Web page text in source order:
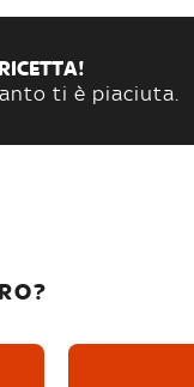
ti è piaciuta.